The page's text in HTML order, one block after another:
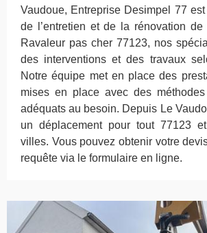
Vaudoue, Entreprise Desimpel 77
de l’entretien et de la rénovation de
Ravaleur pas cher 77123, nos
des interventions et des travaux
Notre équipe met en place des
mises en place avec des
adéquats au besoin. Depuis Le
un déplacement pour tout 77123
villes. Vous pouvez obtenir votre
requête via le formulaire en ligne.